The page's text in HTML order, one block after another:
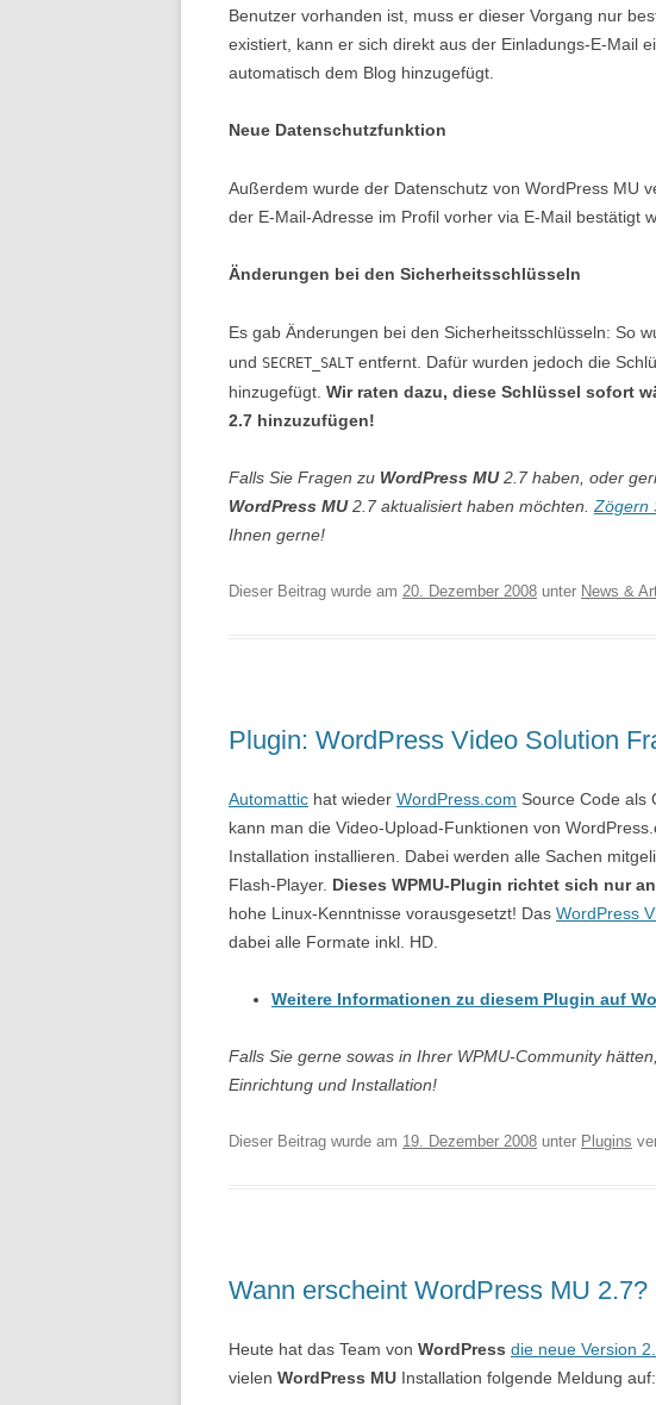
Benutzer vorhanden ist, muss er dieser Vorgang nur
existiert, kann er sich direkt aus der Einladungs-E-Mail
automatisch dem Blog hinzugefügt.
Neue Datenschutzfunktion
Außerdem wurde der Datenschutz von WordPress MU
der E-Mail-Adresse im Profil vorher via E-Mail bestätigt
Änderungen bei den Sicherheitsschlüsseln
Es gab Änderungen bei den Sicherheitsschlüsseln: So
und SECRET_SALT entfernt. Dafür wurden jedoch die
hinzugefügt. Wir raten dazu, diese Schlüssel sofort
2.7 hinzuzufügen!
Falls Sie Fragen zu WordPress MU2.7 haben, oder
WordPress MU2.7 aktualisiert haben möchten. Zögern
Ihnen gerne!
Dieser Beitrag wurde am 20. Dezember 2008 unter News &
Plugin: WordPress Video Solution
Automattic hat wieder WordPress.com Source Code als
kann man die Video-Upload-Funktionen von
Installation installieren. Dabei werden alle Sachen
Flash-Player. Dieses WPMU-Plugin richtet sich nur
hohe Linux-Kenntnisse vorausgesetzt! Das WordPress
dabei alle Formate inkl. HD.
Weitere Informationen zu diesem Plugin auf
Falls Sie gerne sowas in Ihrer WPMU-Community hätten,
Einrichtung und Installation!
Dieser Beitrag wurde am 19. Dezember 2008 unter Plugins
Wann erscheint WordPress MU 2.7?
Heute hat das Team von WordPress die neue Version
vielen WordPress MU Installation folgende Meldung auf: